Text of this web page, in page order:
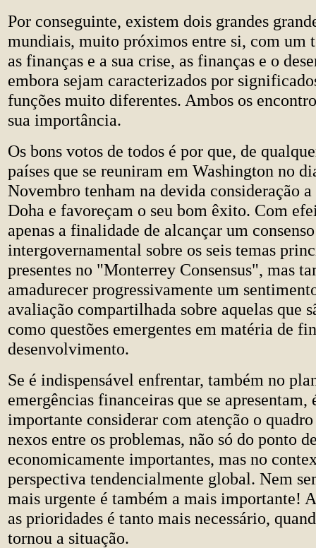
Por conseguinte, existem dois grandes
mundiais, muito próximos entre si, com um
as finanças e a sua crise, as finanças e o
embora sejam caracterizados por
funções muito diferentes. Ambos os
sua importância.
Os bons votos de todos é por que, de
países que se reuniram em Washington no
Novembro tenham na devida consideração
Doha e favoreçam o seu bom êxito. Com
apenas a finalidade de alcançar um
intergovernamental sobre os seis temas
presentes no "Monterrey Consensus", mas
amadurecer progressivamente um
avaliação compartilhada sobre aquelas que
como questões emergentes em matéria de
desenvolvimento.
Se é indispensável enfrentar, também no
emergências financeiras que se apresentam,
importante considerar com atenção o
nexos entre os problemas, não só do ponto
economicamente importantes, mas no
perspectiva tendencialmente global. Nem
mais urgente é também a mais importante!
as prioridades é tanto mais necessário,
tornou a situação.